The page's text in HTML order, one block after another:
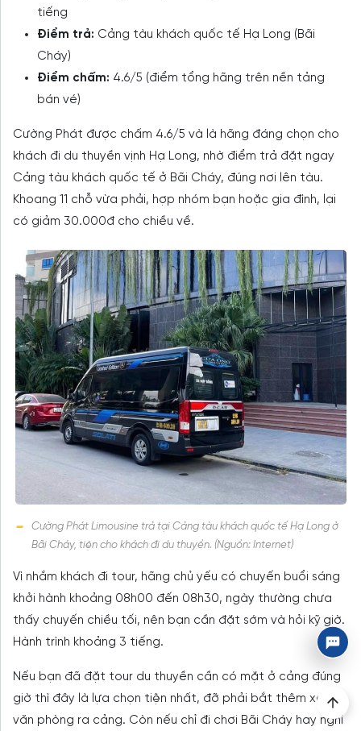
tiếng
Điểm trả: Cảng tàu khách quốc tế Hạ Long (Bãi
Cháy)
Điểm chấm: 4.6/5 (điểm tổng hãng trên nền tảng
bán vé)
Cường Phát được chấm 4.6/5 và là hãng đáng chọn cho
khách đi du thuyền vịnh Hạ Long, nhờ điểm trả đặt ngay
Cảng tàu khách quốc tế ở Bãi Cháy, đúng nơi lên tàu.
Khoang 11 chỗ vừa phải, hợp nhóm bạn hoặc gia đình, lại
có giảm 30.000đ cho chiều về.
Cường Phát Limousine trả tại Cảng tàu khách quốc tế Hạ Long ở
Bãi Cháy, tiện cho khách đi du thuyền. (Nguồn: Internet)
Vì nhắm khách đi tour, hãng chủ yếu có chuyến buổi sáng
khởi hành khoảng 08h00 đến 08h30, ngày thường chưa
thấy chuyến chiều tối, nên bạn cần đặt sớm và hỏi kỹ giờ.
Hành trình khoảng 3 tiếng.
Nếu bạn đã đặt tour du thuyền cần có mặt ở cảng đúng
giờ thì đây là lựa chọn tiện nhất, đỡ phải bắt thêm xe từ
văn phòng ra cảng. Còn nếu chỉ đi chơi Bãi Cháy hay nghỉ